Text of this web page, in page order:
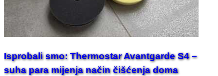
Isprobali smo: Thermostar Avantgarde S4 –
suha para mijenja način čišćenja doma